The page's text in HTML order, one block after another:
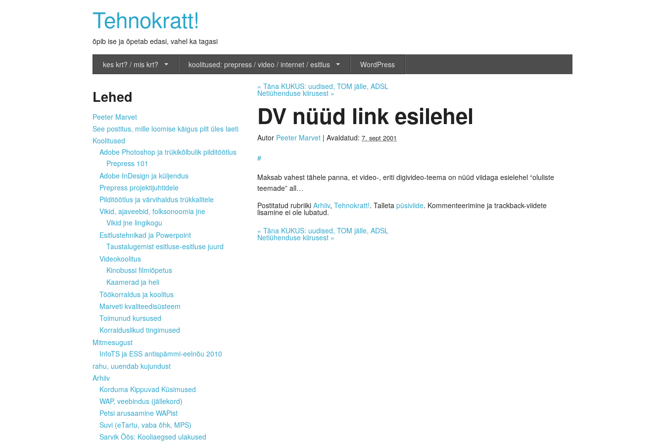
Tehnokratt!
õpib ise ja õpetab edasi, vahel ka tagasi
kes krt? / mis krt? koolitused: prepress / video / internet / esitlus WordPress
« Täna KUKUS: uudised, TOM jälle, ADSL
Netiühenduse kiirusest »
DV nüüd link esilehel
Autor Peeter Marvet |Avaldatud:7. sept 2001
#
Maksab vahest tähele panna, et video-, eriti digivideo-teema on nüüd viidaga esielehel “oluliste
teemade” all…
Postitatud rubriikiArhiiv,Tehnokratt!. Talletapüsiviide. Kommenteerimine ja trackback-viidete
lisamine ei ole lubatud.
« Täna KUKUS: uudised, TOM jälle, ADSL
Netiühenduse kiirusest »
Lehed
Peeter Marvet
See postitus, mille loomise käigus pilt üles laeti
Koolitused
Adobe Photoshop ja trükikõlbulik pilditöötlus
Prepress 101
Adobe InDesign ja küljendus
Prepress projektijuhtidele
Pilditöötlus ja värvihaldus trükkalitele
Vikid, ajaveebid, folksonoomia jne
Vikid jne lingikogu
Esitlustehnikad ja Powerpoint
Taustalugemist esitluse-esitluse juurd
Videokoolitus
Kinobussi filmiõpetus
Kaamerad ja heli
Töökorraldus ja koolitus
Marveti kvaliteedisüsteem
Toimunud kursused
Korralduslikud tingimused
Mitmesugust
InfoTS ja ESS antispämmi-eelnõu 2010
rahu, uuendab kujundust
Arhiiv
Korduma Kippuvad Küsimused
WAP, veebindus (jällekord)
Petsi arusaamine WAPist
Suvi (eTartu, vaba õhk, MPS)
Sarvik Öös: Kooliaegsed ulakused